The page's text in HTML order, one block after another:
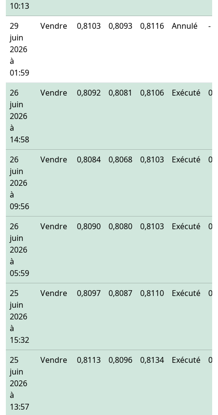
10:13
29
juin
2026
à
01:59
Vendre 0,8103 0,8093 0,8116 Annulé -
26
juin
2026
à
14:58
Vendre 0,8092 0,8081 0,8106 Exécuté
26
juin
2026
à
09:56
Vendre 0,8084 0,8068 0,8103 Exécuté
26
juin
2026
à
05:59
Vendre 0,8090 0,8080 0,8103 Exécuté
25
juin
2026
à
15:32
Vendre 0,8097 0,8087 0,8110 Exécuté
25
juin
2026
à
13:57
Vendre 0,8113 0,8096 0,8134 Exécuté